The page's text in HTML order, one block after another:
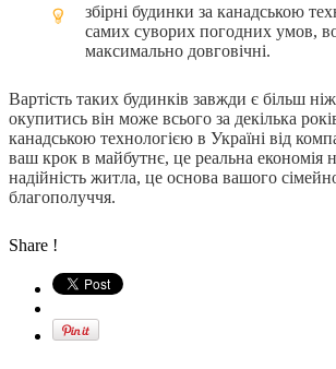
збірні будинки за канадською
самих суворих погодних умов,
максимально довговічні.
Вартість таких будинків завжди є більш
окупитись він може всього за декілька
канадською технологією в Україні від
ваш крок в майбутнє, це реальна економія
надійність житла, це основа вашого
благополуччя.
Share !